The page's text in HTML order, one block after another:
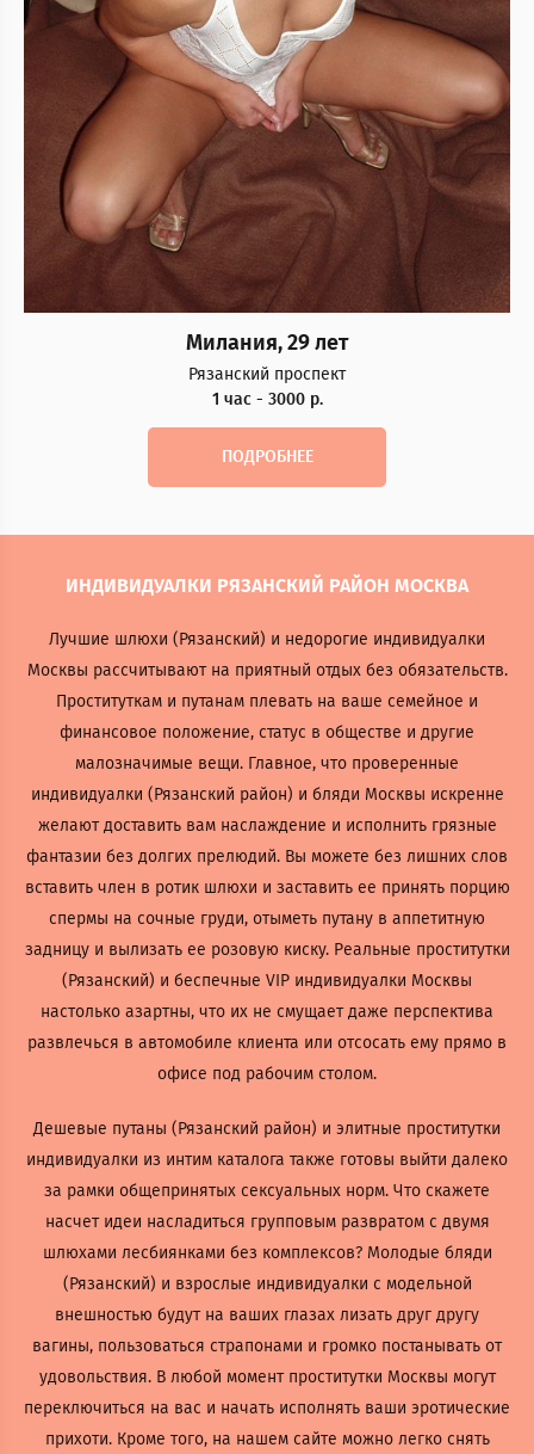
Милания, 29 лет
Рязанский проспект
1 час - 3000 р.
ПОДРОБНЕЕ
ИНДИВИДУАЛКИ РЯЗАНСКИЙ РАЙОН МОСКВА
Лучшие шлюхи (Рязанский) и недорогие индивидуалки
Москвы рассчитывают на приятный отдых без обязательств.
Проституткам и путанам плевать на ваше семейное и
финансовое положение, статус в обществе и другие
малозначимые вещи. Главное, что проверенные
индивидуалки (Рязанский район) и бляди Москвы искренне
желают доставить вам наслаждение и исполнить грязные
фантазии без долгих прелюдий. Вы можете без лишних слов
вставить член в ротик шлюхи и заставить ее принять порцию
спермы на сочные груди, отыметь путану в аппетитную
задницу и вылизать ее розовую киску. Реальные проститутки
(Рязанский) и беспечные VIP индивидуалки Москвы
настолько азартны, что их не смущает даже перспектива
развлечься в автомобиле клиента или отсосать ему прямо в
офисе под рабочим столом.
Дешевые путаны (Рязанский район) и элитные проститутки
индивидуалки из интим каталога также готовы выйти далеко
за рамки общепринятых сексуальных норм. Что скажете
насчет идеи насладиться групповым развратом с двумя
шлюхами лесбиянками без комплексов? Молодые бляди
(Рязанский) и взрослые индивидуалки с модельной
внешностью будут на ваших глазах лизать друг другу
вагины, пользоваться страпонами и громко постанывать от
удовольствия. В любой момент проститутки Москвы могут
переключиться на вас и начать исполнять ваши эротические
прихоти. Кроме того, на нашем сайте можно легко снять